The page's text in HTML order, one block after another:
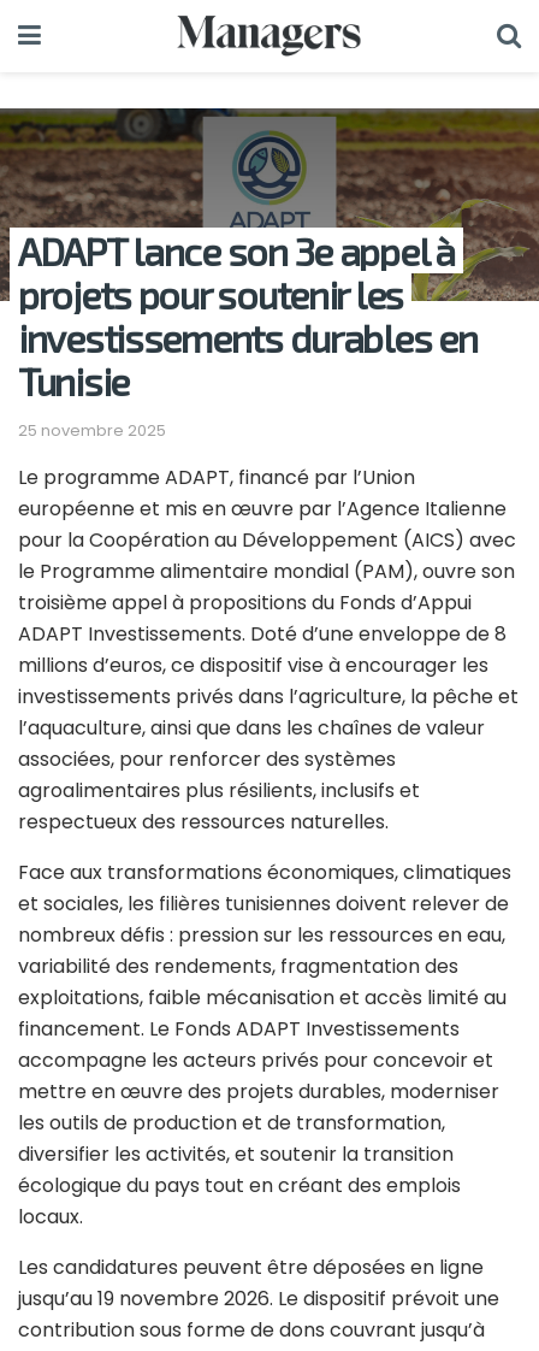
ADAPT lance son 3e appel à
projets pour soutenir les
investissements durables en
Tunisie
25 novembre 2025
Le programme ADAPT, financé par l’Union
européenne et mis en œuvre par l’Agence Italienne
pour la Coopération au Développement (AICS) avec
le Programme alimentaire mondial (PAM), ouvre son
troisième appel à propositions du Fonds d’Appui
ADAPT Investissements. Doté d’une enveloppe de 8
millions d’euros, ce dispositif vise à encourager les
investissements privés dans l’agriculture, la pêche et
l’aquaculture, ainsi que dans les chaînes de valeur
associées, pour renforcer des systèmes
agroalimentaires plus résilients, inclusifs et
respectueux des ressources naturelles.
Face aux transformations économiques, climatiques
et sociales, les filières tunisiennes doivent relever de
nombreux défis : pression sur les ressources en eau,
variabilité des rendements, fragmentation des
exploitations, faible mécanisation et accès limité au
financement. Le Fonds ADAPT Investissements
accompagne les acteurs privés pour concevoir et
mettre en œuvre des projets durables, moderniser
les outils de production et de transformation,
diversifier les activités, et soutenir la transition
écologique du pays tout en créant des emplois
locaux.
Les candidatures peuvent être déposées en ligne
jusqu’au 19 novembre 2026. Le dispositif prévoit une
contribution sous forme de dons couvrant jusqu’à